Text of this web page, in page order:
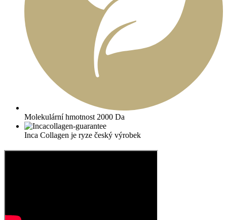
Molekulární hmotnost 2000 Da
Inca Collagen je ryze český výrobek